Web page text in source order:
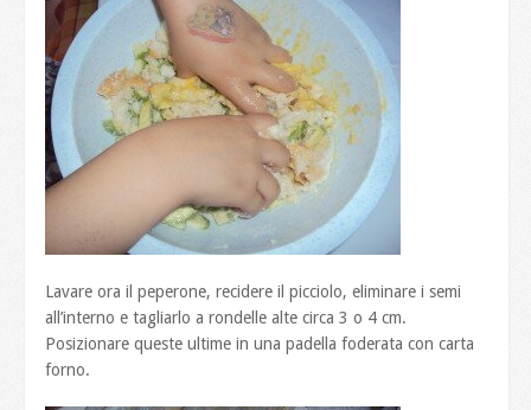
Lavare ora il peperone, recidere il picciolo, eliminare i semi
all’interno e tagliarlo a rondelle alte circa 3 o 4 cm.
Posizionare queste ultime in una padella foderata con carta
forno.